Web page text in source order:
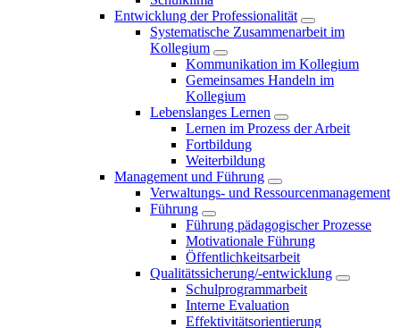
Entwicklung der Professionalität
Systematische Zusammenarbeit im
Kollegium
Kommunikation im Kollegium
Gemeinsames Handeln im
Kollegium
Lebenslanges Lernen
Lernen im Prozess der Arbeit
Fortbildung
Weiterbildung
Management und Führung
Verwaltungs- und Ressourcenmanagement
Führung
Führung pädagogischer Prozesse
Motivationale Führung
Öffentlichkeitsarbeit
Qualitätssicherung/-entwicklung
Schulprogrammarbeit
Interne Evaluation
Effektivitätsorientierung